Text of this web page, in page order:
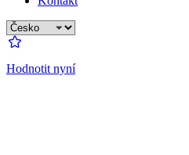
Hodnotit nyní